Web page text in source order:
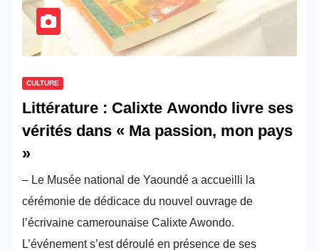
CULTURE
Littérature : Calixte Awondo livre ses
vérités dans « Ma passion, mon pays
»
– Le Musée national de Yaoundé a accueilli la
cérémonie de dédicace du nouvel ouvrage de
l’écrivaine camerounaise Calixte Awondo.
L’événement s’est déroulé en présence de ses